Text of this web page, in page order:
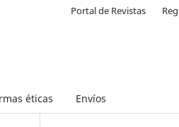
éticas Envíos
Portal de Revistas